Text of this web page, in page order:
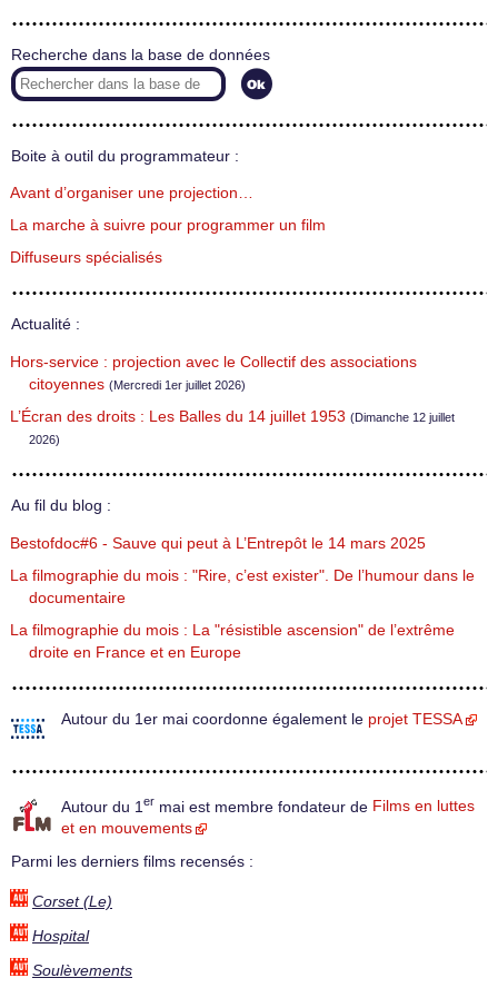
Recherche dans la base de données
Boite à outil du programmateur :
Avant d’organiser une projection…
La marche à suivre pour programmer un film
Diffuseurs spécialisés
Actualité :
Hors-service : projection avec le Collectif des associations
citoyennes (Mercredi 1er juillet 2026)
L’Écran des droits : Les Balles du 14 juillet 1953 (Dimanche 12 juillet
2026)
Au fil du blog :
Bestofdoc#6 - Sauve qui peut à L’Entrepôt le 14 mars 2025
La filmographie du mois : "Rire, c’est exister". De l’humour dans le
documentaire
La filmographie du mois : La "résistible ascension" de l’extrême
droite en France et en Europe
Autour du 1er mai coordonne également le projet TESSA
Autour du 1 er mai est membre fondateur de Films en luttes
et en mouvements
Parmi les derniers films recensés :
Corset (Le)
Hospital
Soulèvements